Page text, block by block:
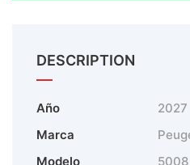
DESCRIPTION
Año
2027
Marca
Modelo
5008